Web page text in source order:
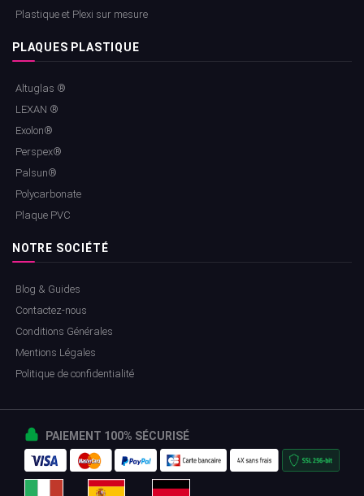
Plastique et Plexi sur mesure
PLAQUES PLASTIQUE
Altuglas ®
LEXAN ®
Exolon®
Perspex®
Palsun®
Polycarbonate
Plaque PVC
NOTRE SOCIÉTÉ
Blog & Guides
Contactez-nous
Conditions Générales
Mentions Légales
Politique de confidentialité
PAIEMENT 100% SÉCURISÉ